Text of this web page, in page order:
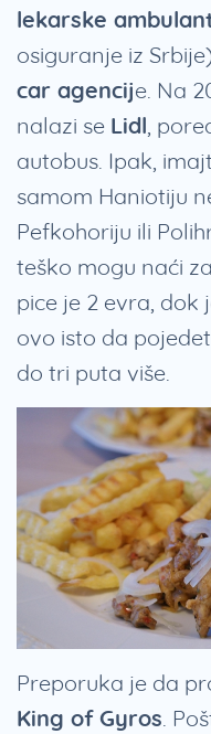
lekarske
osiguranje iz
car agencije. Na
nalazi se Lidl,
autobus. Ipak,
samom Haniotiju
Pefkohoriju ili
teško mogu naći
pice je 2 evra, dok
ovo isto da
do tri puta više.
Preporuka je da
King of Gyros.